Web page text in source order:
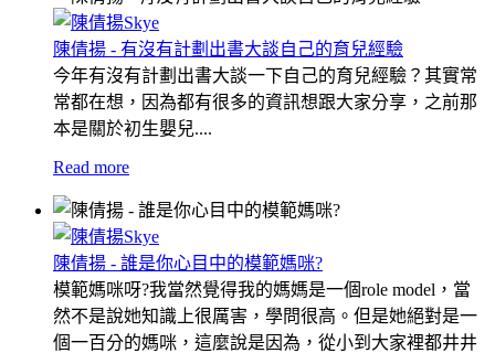
陳倩揚 - 有沒有計劃出書大談自己的育兒經驗
今年有沒有計劃出書大談一下自己的育兒經驗？其實常
常都在想，因為都有很多的資訊想跟大家分享，之前那
本是關於初生嬰兒....
Read more
陳倩揚 - 誰是你心目中的模範媽咪?
模範媽咪呀?我當然覺得我的媽媽是一個role model，當
然不是說她知識上很厲害，學問很高。但是她絕對是一
個一百分的媽咪，這麼說是因為，從小到大家裡都井井